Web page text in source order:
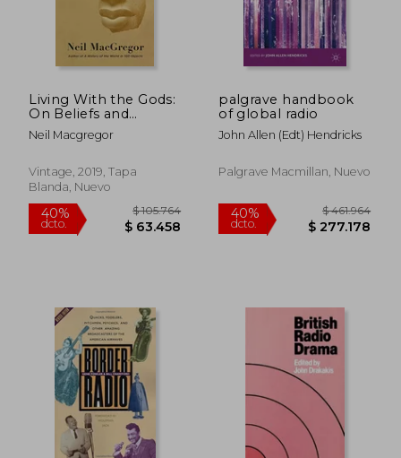
Living With the Gods:
On Beliefs and
Peoples (en Inglés)
Neil Macgregor
Vintage, 2019, Tapa
Blanda, Nuevo
palgrave handbook
of global radio
John Allen (edt) Hendricks
Palgrave Macmillan, Nuevo